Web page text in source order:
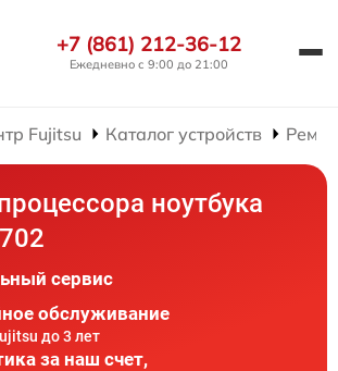
+7 (861) 212-36-12
Ежедневно с 9:00 до 21:00
Fujitsu Каталог устройств
ноутбука
сервис
обслуживание
до 3 лет
за наш счет,